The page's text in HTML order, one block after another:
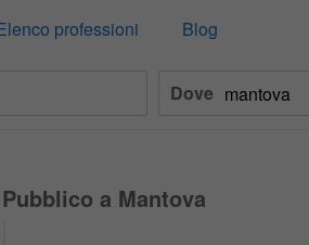
professioni Blog
Dove
a Mantova